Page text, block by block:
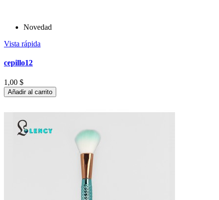
Novedad
Vista rápida
cepillo12
1,00 $
Añadir al carrito